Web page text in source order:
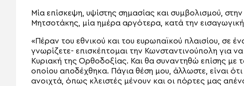
Μία επίσκεψη, υψίστης σημασίας και συμβολισμού,
Μητσοτάκης, μία ημέρα αργότερα, κατά την
«Πέραν του εθνικού και του ευρωπαϊκού πλαισίου, σε
γνωρίζετε- επισκέπτομαι την Κωνσταντινούπολη για
Κυριακή της Ορθοδοξίας. Και θα συναντηθώ επίσης
οποίου αποδέχθηκα. Πάγια θέση μου, άλλωστε, είναι
ανοιχτά, όπως κλειστές μένουν και οι πόρτες μας